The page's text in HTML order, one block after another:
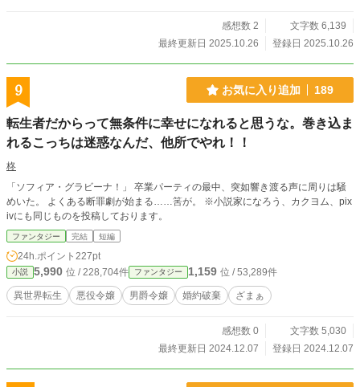
感想数 2
文字数 6,139
最終更新日 2025.10.26
登録日 2025.10.26
9 お気に入り追加 189
転生者だからって無条件に幸せになれると思うな。巻き込ま
れるこっちは迷惑なんだ、他所でやれ！！
柊
「ソフィア・グラビーナ！」 卒業パーティの最中、突如響き渡る声に周りは騒
めいた。 よくある断罪劇が始まる……筈が。 ※小説家になろう、カクヨム、pix
ivにも同じものを投稿しております。
ファンタジー 完結 短編
24h.ポイント 227pt
小説 5,990 位 / 228,704件 ファンタジー 1,159 位 / 53,289件
異世界転生 悪役令嬢 男爵令嬢 婚約破棄 ざまぁ
感想数 0
文字数 5,030
最終更新日 2024.12.07
登録日 2024.12.07